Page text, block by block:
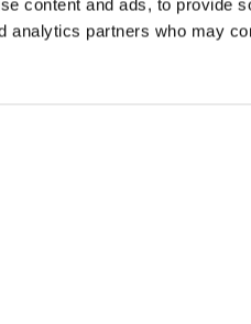
content and ads, to provide
analytics partners who may